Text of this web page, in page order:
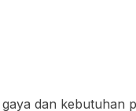
dan kebutuhan